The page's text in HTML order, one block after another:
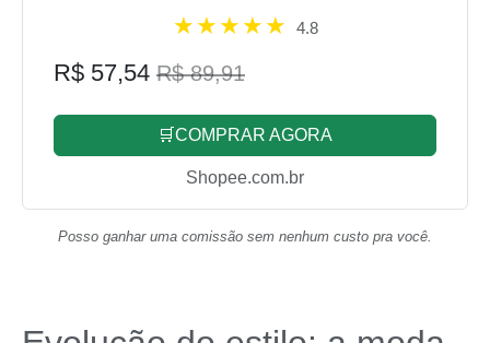
4.8
R$ 57,54 R$ 89,91
🛒COMPRAR AGORA
Shopee.com.br
Posso ganhar uma comissão sem nenhum custo pra você.